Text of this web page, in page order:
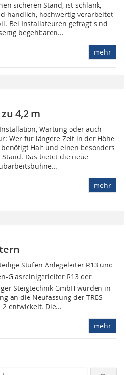
sicheren Stand, ist schlank,
handlich, hochwertig verarbeitet
Bei Installateuren gefragt sind
begehbaren...
mehr
4,2 m
Wartung oder auch
Wer für längere Zeit in der Höhe
Halt und einen besonders
Stand. Das bietet die neue
mehr
Stufen-Anlegeleiter R13 und
Glasreinigerleiter R13 der
Steigtechnik GmbH wurden in
an die Neufassung der TRBS
2 entwickelt. Die...
mehr